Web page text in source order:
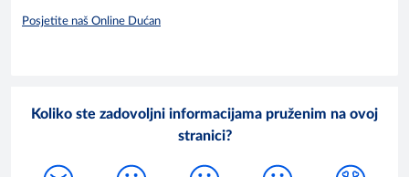
Posjetite naš Online Dućan
Koliko ste zadovoljni informacijama pruženim na ovoj
stranici?